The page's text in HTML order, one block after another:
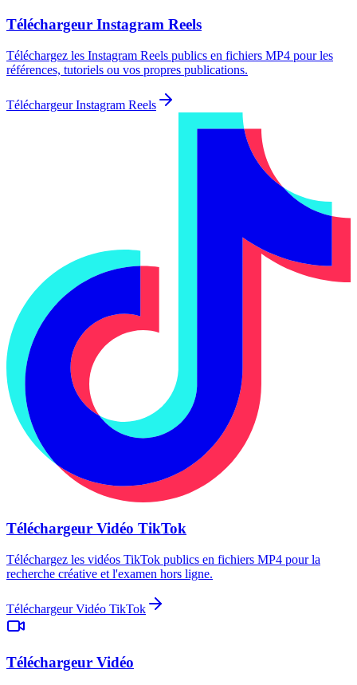
Téléchargeur Instagram Reels
Téléchargez les Instagram Reels publics en fichiers MP4 pour les
références, tutoriels ou vos propres publications.
Téléchargeur Instagram Reels
Téléchargeur Vidéo TikTok
Téléchargez les vidéos TikTok publics en fichiers MP4 pour la
recherche créative et l'examen hors ligne.
Téléchargeur Vidéo TikTok
Téléchargeur Vidéo